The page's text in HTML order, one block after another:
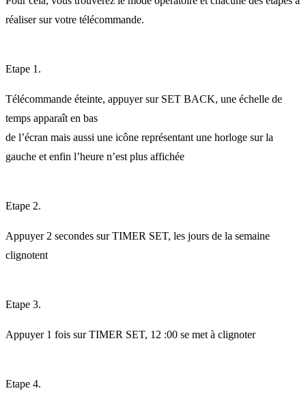
réaliser sur votre télécommande.
Etape 1.
Télécommande éteinte, appuyer sur SET BACK, une échelle de
temps apparaît en bas
de l’écran mais aussi une icône représentant une horloge sur la
gauche et enfin l’heure n’est plus affichée
Etape 2.
Appuyer 2 secondes sur TIMER SET, les jours de la semaine
clignotent
Etape 3.
Appuyer 1 fois sur TIMER SET, 12 :00 se met à clignoter
Etape 4.